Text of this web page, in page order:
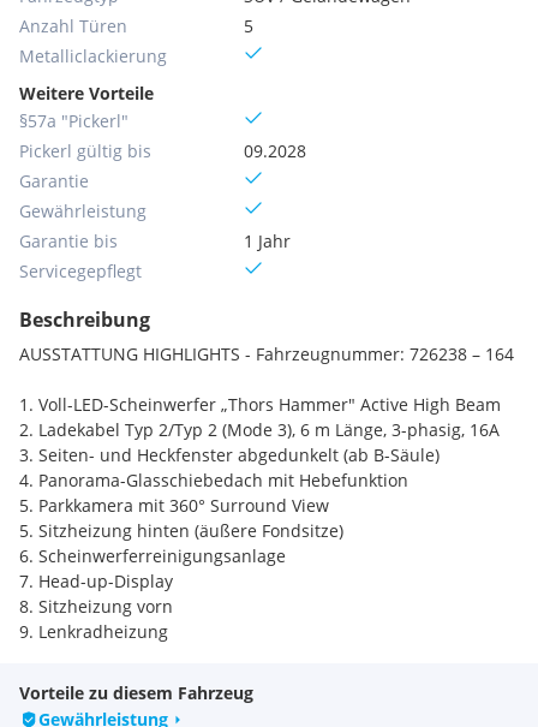
Anzahl Türen
5
Metallic­lackierung
Weitere Vorteile
§57a "Pickerl"
Pickerl gültig bis
09.2028
Garantie
Gewährleistung
Garantie bis
1 Jahr
Servicegepflegt
Beschreibung
AUSSTATTUNG HIGHLIGHTS - Fahrzeugnummer: 726238 – 164
1. Voll-LED-Scheinwerfer „Thors Hammer" Active High Beam
2. Ladekabel Typ 2/Typ 2 (Mode 3), 6 m Länge, 3-phasig, 16A
3. Seiten- und Heckfenster abgedunkelt (ab B-Säule)
4. Panorama-Glasschiebedach mit Hebefunktion
5. Parkkamera mit 360° Surround View
5. Sitzheizung hinten (äußere Fondsitze)
6. Scheinwerferreinigungsanlage
7. Head-up-Display
8. Sitzheizung vorn
9. Lenkradheizung
FINANZIERUNGSBEISPIEL MIT ANZAHLUNG
Vorteile zu diesem Fahrzeug
Gewährleistung